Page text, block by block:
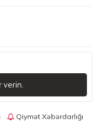
verin.
Qiymət Xəbərdarlığı